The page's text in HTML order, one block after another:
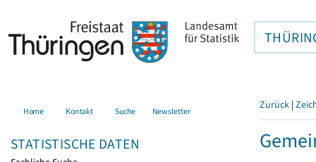
Home Kontakt Suche Newsletter
STATISTISCHE DATEN
Zurück |